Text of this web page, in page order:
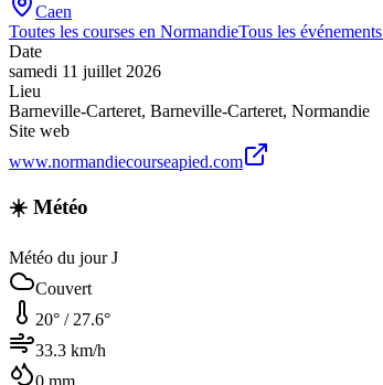
Caen
Toutes les courses en NormandieTous les événements
Date
samedi 11 juillet 2026
Lieu
Barneville-Carteret, Barneville-Carteret, Normandie
Site web
www.normandiecourseapied.com
☀️ Météo
Météo du jour J
Couvert
20° / 27.6°
33.3 km/h